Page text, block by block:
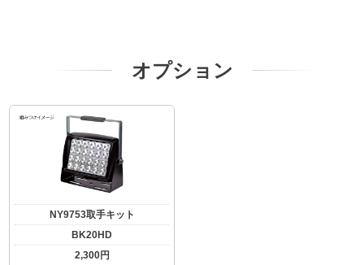
オプション
NY9753取手キット
BK20HD
2,300円